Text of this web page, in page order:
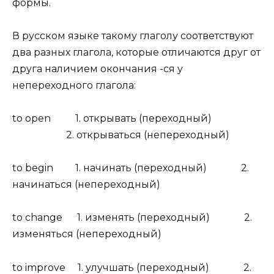
формы.
В русском языке такому глаголу соответствуют
два разных глагола, которые отличаются друг от
друга наличием окончания -ся у
непереходного глагола:
to open 1. открывать (переходный)
2. открываться (непереходный)
to begin 1. начинать (переходный) 2.
начинаться (непереходный)
to change 1. изменять (переходный) 2.
изменяться (непереходный)
to improve 1. улучшать (переходный) 2.